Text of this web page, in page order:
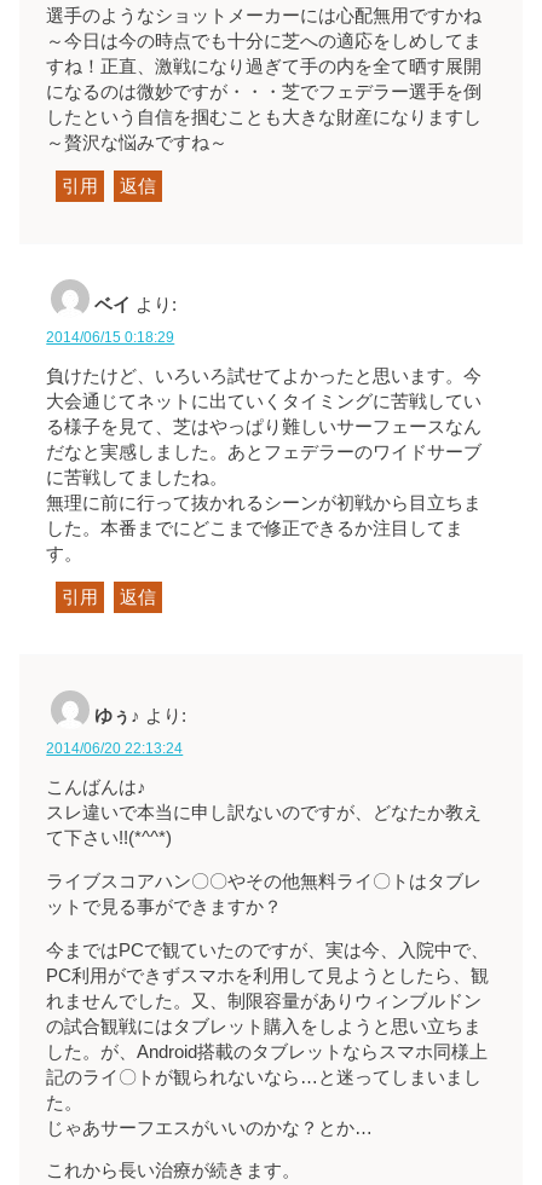
選手のようなショットメーカーには心配無用ですかね
～今日は今の時点でも十分に芝への適応をしめしてま
すね！正直、激戦になり過ぎて手の内を全て晒す展開
になるのは微妙ですが・・・芝でフェデラー選手を倒
したという自信を掴むことも大きな財産になりますし
～贅沢な悩みですね～
引用 返信
ベイ より:
2014/06/15 0:18:29
負けたけど、いろいろ試せてよかったと思います。今
大会通じてネットに出ていくタイミングに苦戦してい
る様子を見て、芝はやっぱり難しいサーフェースなん
だなと実感しました。あとフェデラーのワイドサーブ
に苦戦してましたね。
無理に前に行って抜かれるシーンが初戦から目立ちま
した。本番までにどこまで修正できるか注目してま
す。
引用 返信
ゆぅ♪ より:
2014/06/20 22:13:24
こんばんは♪
スレ違いで本当に申し訳ないのですが、どなたか教え
て下さい!!(*^^*)
ライブスコアハン〇〇やその他無料ライ〇トはタブレ
ットで見る事ができますか？
今まではPCで観ていたのですが、実は今、入院中で、
PC利用ができずスマホを利用して見ようとしたら、観
れませんでした。又、制限容量がありウィンブルドン
の試合観戦にはタブレット購入をしようと思い立ちま
した。が、Android搭載のタブレットならスマホ同様上
記のライ〇トが観られないなら…と迷ってしまいまし
た。
じゃあサーフエスがいいのかな？とか…
これから長い治療が続きます。